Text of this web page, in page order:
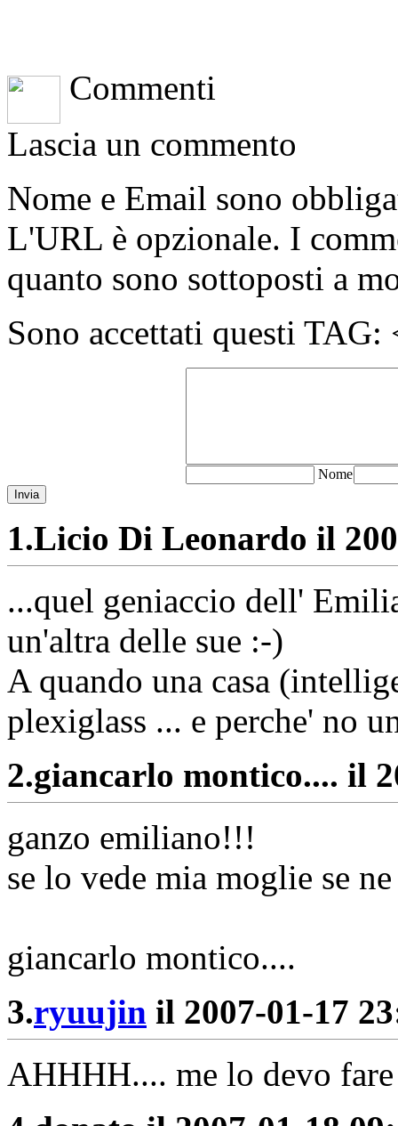
Commenti
Lascia un commento
Nome e Email sono
L'URL è opzionale. I
quanto sono sottoposti a
Sono accettati questi
Nome
Invia
1.Licio Di Leonardo il
...quel geniaccio dell'
un'altra delle sue :-)
A quando una casa
plexiglass ... e perche' no
2.giancarlo montico.... il
ganzo emiliano!!!
se lo vede mia moglie se
giancarlo montico....
3.ryuujin il 2007-01-17
AHHHH.... me lo devo